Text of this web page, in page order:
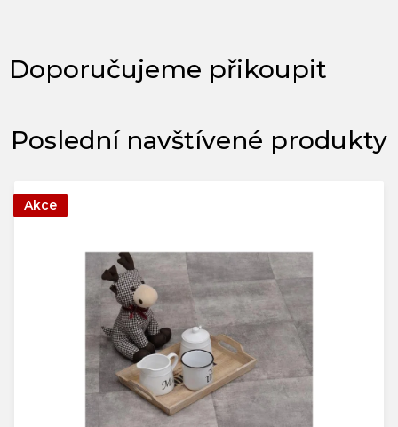
Poslední navštívené produkty
Akce